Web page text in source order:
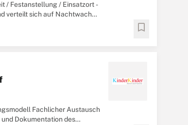
/ Festanstellung / Einsatzort -
verteilt sich auf Nachtwachen
bookmark
Fachlicher Austausch
Dokumentation des